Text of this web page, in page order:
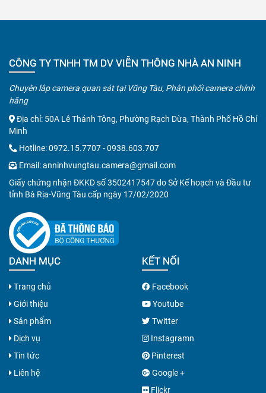
CÔNG TY TNHH TM DV VIỄN THÔNG NHÀ AN NINH
Chuyên lắp camera quan sát tại Vũng Tàu, Phân phối camera chính
hãng
Địa chỉ: 50A Lê Thánh Tông, Phường Rạch Dừa, Thành Phố Hồ Chí
Minh
Hotline:0972.15.7707-0938.603.707
Email:anninhvungtau.camera@gmail.com
Giấy chứng nhận ĐKKD số 3502417547 do Sở Kế hoạch và Đầu tư
tỉnh Bà Rịa-Vũng Tàu cấp ngày 17/02/2020
DANH MỤC
Trang chủ
Giới thiệu
Sản phẩm
Dịch vụ
Tin tức
Liên hệ
KẾT NỐI
Facebook
Youtube
Twitter
Instagramn
Pinterest
Google +
Flickr